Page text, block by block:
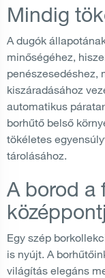
Mindig
A dugók
minőségéhez,
penészesedéshez,
kiszáradásához
automatikus
borhűtő belső
tökéletes
tárolásához.
A borod a
Egy szép
is nyújt. A
világítás elegáns